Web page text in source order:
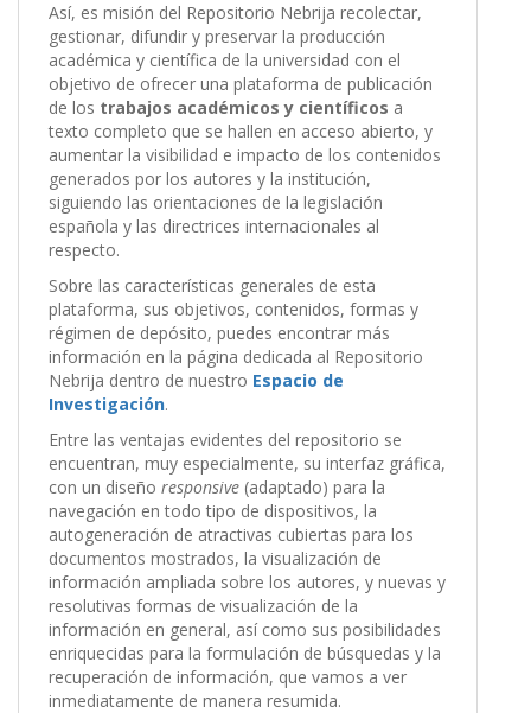
Así, es misión del Repositorio Nebrija recolectar,
gestionar, difundir y preservar la producción
académica y científica de la universidad con el
objetivo de ofrecer una plataforma de publicación
de los trabajos académicos y científicos a
texto completo que se hallen en acceso abierto, y
aumentar la visibilidad e impacto de los contenidos
generados por los autores y la institución,
siguiendo las orientaciones de la legislación
española y las directrices internacionales al
respecto.
Sobre las características generales de esta
plataforma, sus objetivos, contenidos, formas y
régimen de depósito, puedes encontrar más
información en la página dedicada al Repositorio
Nebrija dentro de nuestro Espacio de
Investigación.
Entre las ventajas evidentes del repositorio se
encuentran, muy especialmente, su interfaz gráfica,
con un diseño responsive (adaptado) para la
navegación en todo tipo de dispositivos, la
autogeneración de atractivas cubiertas para los
documentos mostrados, la visualización de
información ampliada sobre los autores, y nuevas y
resolutivas formas de visualización de la
información en general, así como sus posibilidades
enriquecidas para la formulación de búsquedas y la
recuperación de información, que vamos a ver
inmediatamente de manera resumida.